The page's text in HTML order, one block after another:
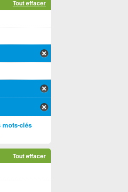
Tout effacer
mots-clés
Tout effacer